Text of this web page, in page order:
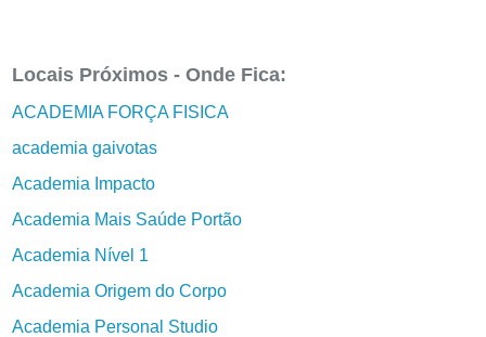
Locais Próximos - Onde Fica:
ACADEMIA FORÇA FISICA
academia gaivotas
Academia Impacto
Academia Mais Saúde Portão
Academia Nível 1
Academia Origem do Corpo
Academia Personal Studio